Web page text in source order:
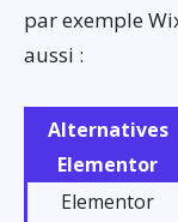
par exemple
aussi :
Alternatives
Elementor
Elementor